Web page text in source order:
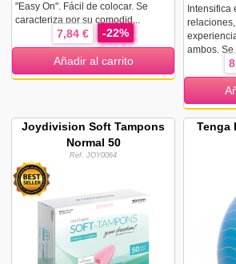
"Easy On". Fácil de colocar. Se
caracteriza por su comodid...
7,84 € -22%
Añadir al carrito
Intensifica
ambos. Se
Joydivision Soft Tampons
Normal 50
Ref. JOY0064
Tenga